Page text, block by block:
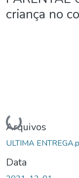
criança no
Carregando...
Arquivos
ULTIMA
Data